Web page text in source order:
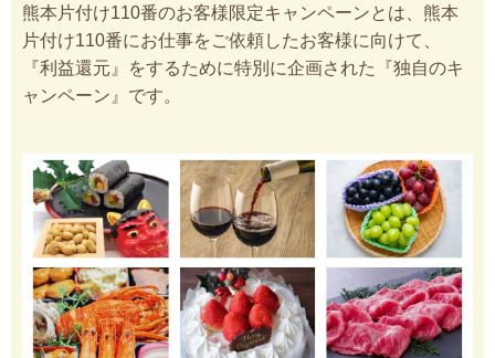
熊本片付け110番のお客様限定キャンペーンとは、熊本
片付け110番にお仕事をご依頼したお客様に向けて、
『利益還元』をするために特別に企画された『独自のキ
ャンペーン』です。